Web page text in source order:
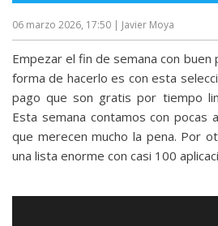
06 marzo 2026, 17:50 | Javier Moya
Empezar el fin de semana con
forma de hacerlo es con esta
pago que son gratis por tiempo
Esta semana contamos con pocas
que merecen mucho la pena. Por
una lista enorme con casi 100